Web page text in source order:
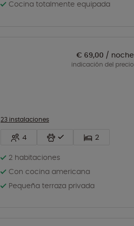
Cocina totalmente equipada
23 instalaciones
4
2
2 habitaciones
Con cocina americana
Pequeña terraza privada
€ 69,00 noche
indicación del precio